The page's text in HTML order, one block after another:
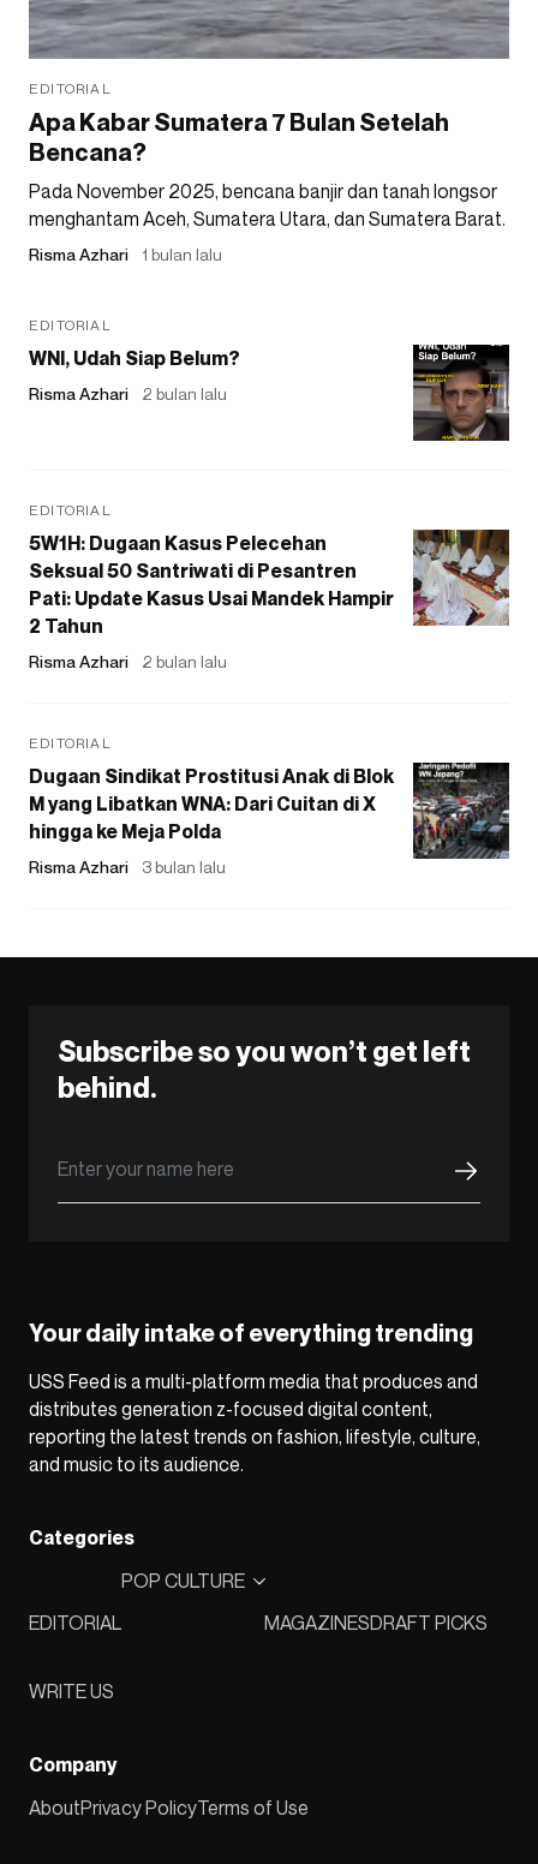
EDITORIAL
Apa Kabar Sumatera 7 Bulan Setelah
Bencana?
Pada November 2025, bencana banjir dan tanah longsor
menghantam Aceh, Sumatera Utara, dan Sumatera Barat.
Risma Azhari 1 bulan lalu
EDITORIAL
WNI, Udah Siap Belum?
Risma Azhari 2 bulan lalu
EDITORIAL
5W1H: Dugaan Kasus Pelecehan
Seksual 50 Santriwati di Pesantren
Pati: Update Kasus Usai Mandek Hampir
2 Tahun
Risma Azhari 2 bulan lalu
EDITORIAL
Dugaan Sindikat Prostitusi Anak di Blok
M yang Libatkan WNA: Dari Cuitan di X
hingga ke Meja Polda
Risma Azhari 3 bulan lalu
Subscribe so you won’t get left
behind.
Your daily intake of everything trending
USS Feed is a multi-platform media that produces and
distributes generation z-focused digital content,
reporting the latest trends on fashion, lifestyle, culture,
and music to its audience.
Categories
EDITORIAL
POP CULTURE
MAGAZINESDRAFT PICKS
WRITE US
Company
AboutPrivacy PolicyTerms of Use